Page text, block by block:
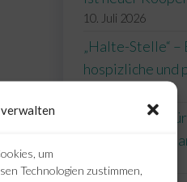
um
Technologien zustimmen,
10. Juli 2026
„Halte-Stelle“
hospizliche und
Förderverein